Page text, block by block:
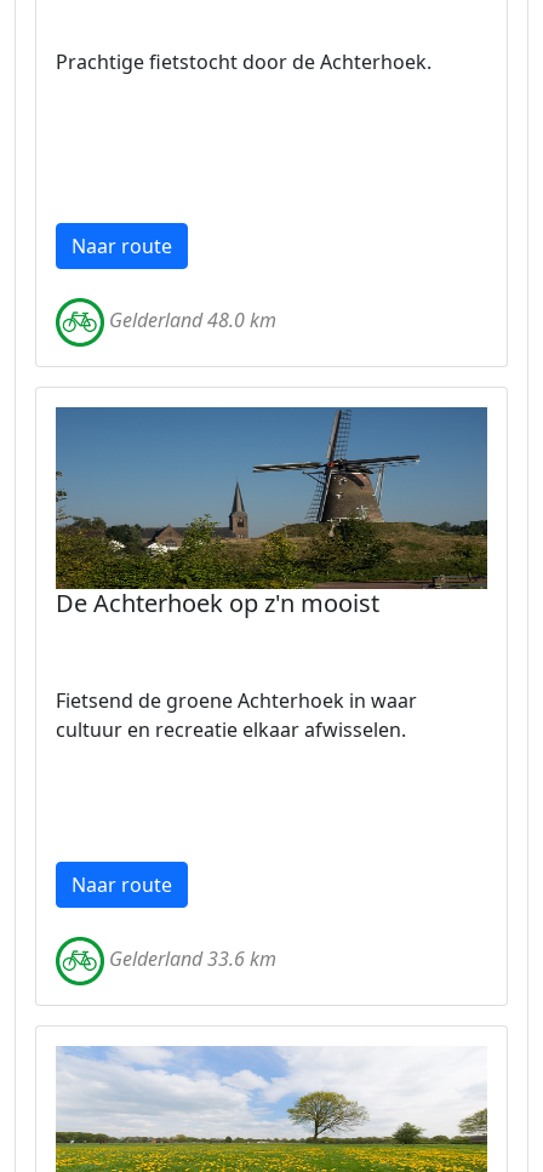
Prachtige fietstocht door de Achterhoek.
Naar route
Gelderland 48.0 km
De Achterhoek op z'n mooist
Fietsend de groene Achterhoek in waar
cultuur en recreatie elkaar afwisselen.
Naar route
Gelderland 33.6 km